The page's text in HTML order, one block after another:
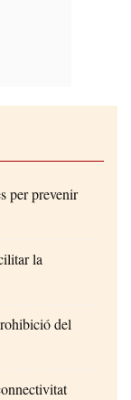
per prevenir
la
del